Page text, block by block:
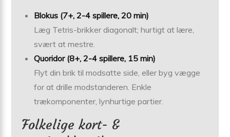
Blokus (7+, 2-4 spillere, 20 min)
Læg Tetris-brikker diagonalt; hurtigt at lære,
svært at mestre.
Quoridor (8+, 2-4 spillere, 15 min)
Flyt din brik til modsatte side, eller byg vægge
for at drille modstanderen. Enkle
trækomponenter, lynhurtige partier.
Folkelige kort- &